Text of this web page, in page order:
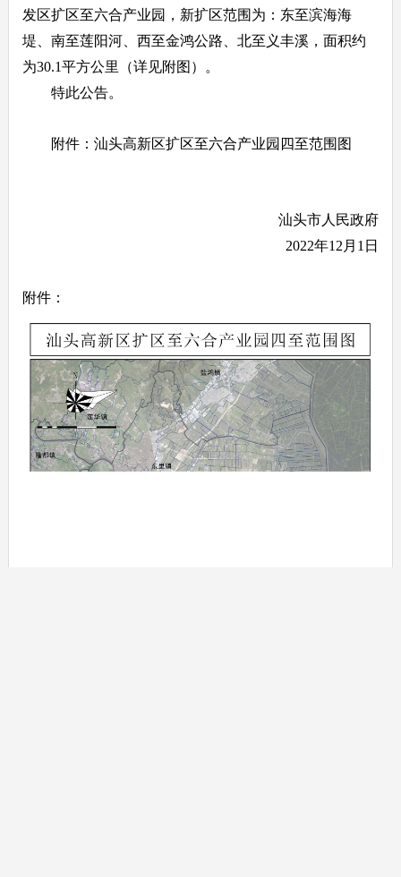
发区扩区至六合产业园，新扩区范围为：东至滨海海
堤、南至莲阳河、西至金鸿公路、北至义丰溪，面积约
为30.1平方公里（详见附图）。
特此公告。
附件：汕头高新区扩区至六合产业园四至范围图
汕头市人民政府
2022年12月1日
附件：